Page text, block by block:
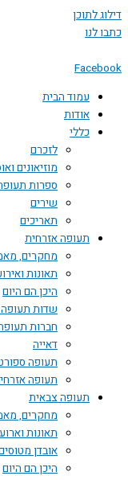
דילוג לתוכן
כתבו לנו
Facebook
עמוד הבית
אודות
כללי
לזכרם
מוזיאונים
ספרות
שירים
תאריכים
תעופה אזרחית
מחקרים,
תאונות
היכן הם היום
שדות
חברות
דאייה
תעופה
תעופה
תעופה צבאית
מחקרים,
תאונות
אובדן
היכן הם היום